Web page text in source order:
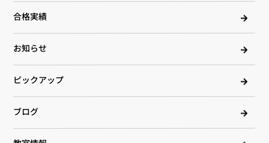
合格実績
お知らせ
ピックアップ
ブログ